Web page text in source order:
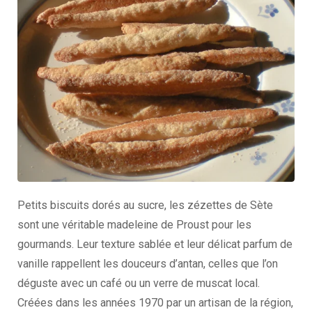
Petits biscuits dorés au sucre, les zézettes de Sète
sont une véritable madeleine de Proust pour les
gourmands. Leur texture sablée et leur délicat parfum de
vanille rappellent les douceurs d’antan, celles que l’on
déguste avec un café ou un verre de muscat local.
Créées dans les années 1970 par un artisan de la région,